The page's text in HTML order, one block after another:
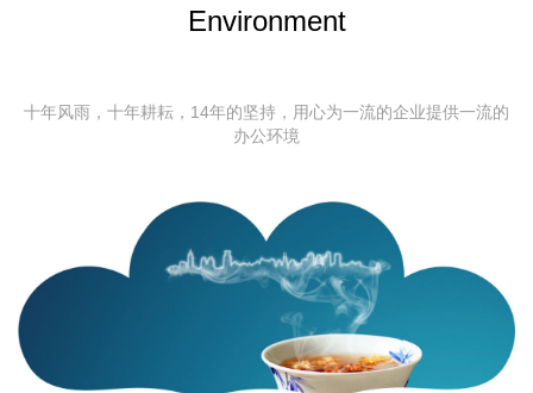
Environment
十年风雨，十年耕耘，14年的坚持，用心为一流的企业提供一流的
办公环境